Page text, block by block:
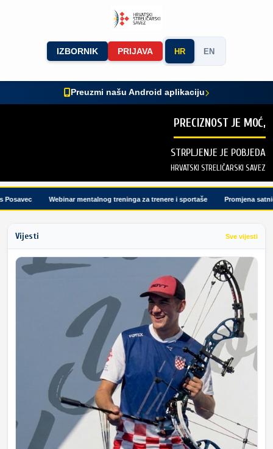
IZBORNIK PRIJAVA HR EN
Preuzmi našu Android aplikaciju
PRECIZNOST JE MOĆ,
STRPLJENJE JE POBJEDA
HRVATSKI STRELIČARSKI SAVEZ
Webinar mentalnog treninga za trenere i sportaše Promjena
Vijesti Sve vijesti